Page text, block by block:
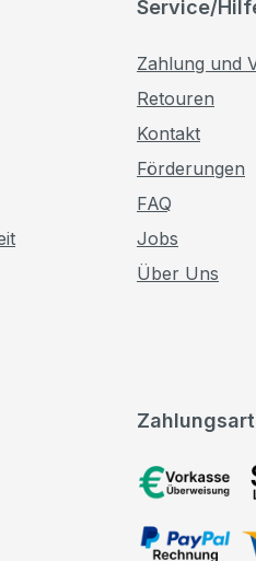
Service/
Zahlung und
Retouren
Kontakt
Förderungen
FAQ
Jobs
Über Uns
Vorkasse,